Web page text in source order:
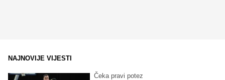
NAJNOVIJE VIJESTI
Čeka pravi potez